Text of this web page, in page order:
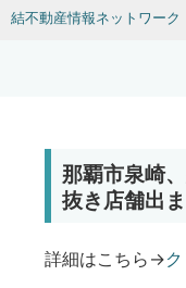
結不動産情報ネットワーク
那覇市泉崎
抜き店舗出ま
詳細はこちら→